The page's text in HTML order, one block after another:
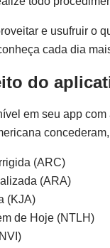
e usufruir o
cada dia
do
em seu app
(ARC)
(ARA)
(KJA)
de Hoje (NTLH)